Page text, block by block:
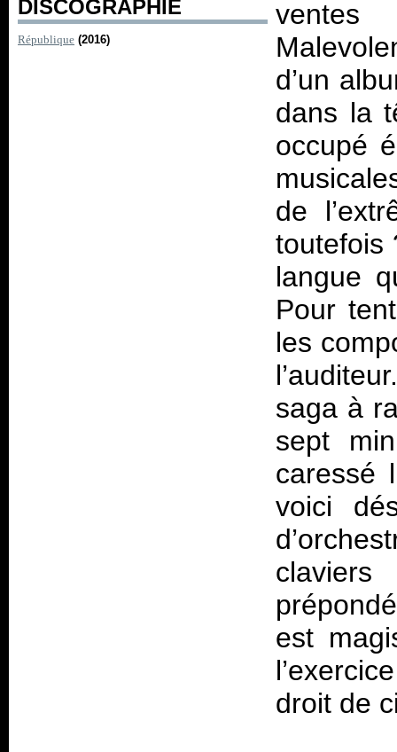
DISCOGRAPHIE
République (2016)
d’un
dans la
occupé
de
toutefois
langue
Pour
les
saga à
sept
caressé
voici
claviers
est
droit de